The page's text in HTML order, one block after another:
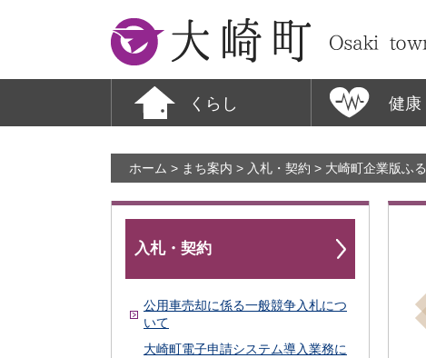
大崎町
くらし 健康
ホーム > まち案内 > 入札・契約 > 大崎町企業版ふ
入札・契約
公用車売却に係る一般競争入札につ
いて
大崎町電子申請システム導入業務に